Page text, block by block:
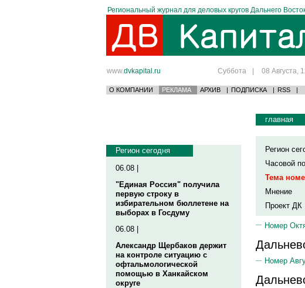
Региональный журнал для деловых кругов Дальнего
www.dvkapital.ru Суббота | 08 Августа,
О КОМПАНИИ РЕКЛАМА АРХИВ | ПОДПИСКА | RSS |
Регион сегодня
06.08 |
"Единая Россия" получила
первую строку в
избирательном бюллетене на
выборах в Госдуму
06.08 |
Александр Щербаков держит
на контроле ситуацию с
офтальмологической
помощью в Ханкайском
округе
главная
Регион
Часовой
Тема
Мнение
Проект ДК
Номер
Номер